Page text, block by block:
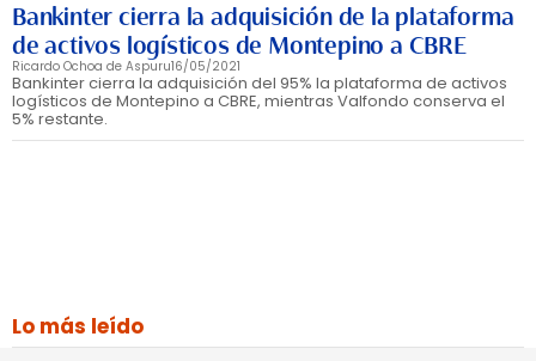
Bankinter cierra la adquisición de la plataforma
de activos logísticos de Montepino a CBRE
Ricardo Ochoa de Aspuru16/05/2021
Bankinter cierra la adquisición del 95% la plataforma de activos
logísticos de Montepino a CBRE, mientras Valfondo conserva el
5% restante.
Lo más leído